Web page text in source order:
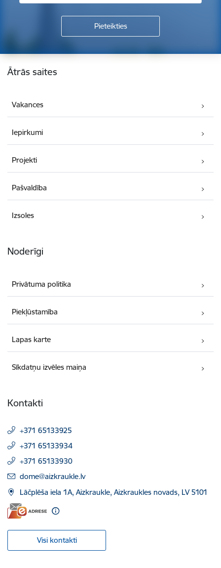
Kājene
Ātrās saites
Vakances
Iepirkumi
Projekti
Pašvaldība
Izsoles
Noderīgi
Privātuma politika
Piekļūstamība
Lapas karte
Sīkdatņu izvēles maiņa
Kontakti
+371 65133925
+371 65133934
+371 65133930
E-pasts:
dome@aizkraukle.lv
Lāčplēša iela 1A, Aizkraukle, Aizkraukles novads, LV 5101
Visi kontakti